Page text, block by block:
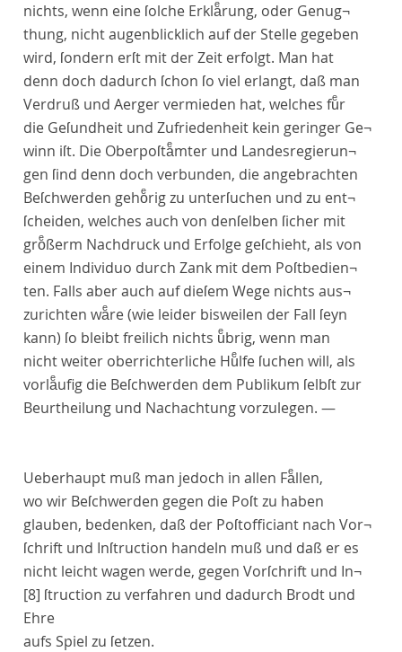
nichts, wenn eine ſolche Erklaͤrung, oder Genug¬
thung, nicht augenblicklich auf der Stelle gegeben
wird, ſondern erſt mit der Zeit erfolgt. Man hat
denn doch dadurch ſchon ſo viel erlangt, daß man
Verdruß und Aerger vermieden hat, welches fuͤr
die Geſundheit und Zufriedenheit kein geringer Ge¬
winn iſt. Die Oberpoſtaͤmter und Landesregierun¬
gen ſind denn doch verbunden, die angebrachten
Beſchwerden gehoͤrig zu unterſuchen und zu ent¬
ſcheiden, welches auch von denſelben ſicher mit
groͤßerm Nachdruck und Erfolge geſchieht, als von
einem Individuo durch Zank mit dem Poſtbedien¬
ten. Falls aber auch auf dieſem Wege nichts aus¬
zurichten waͤre (wie leider bisweilen der Fall ſeyn
kann) ſo bleibt freilich nichts uͤbrig, wenn man
nicht weiter oberrichterliche Huͤlfe ſuchen will, als
vorlaͤufig die Beſchwerden dem Publikum ſelbſt zur
Beurtheilung und Nachachtung vorzulegen. —
Ueberhaupt muß man jedoch in allen Faͤllen,
wo wir Beſchwerden gegen die Poſt zu haben
glauben, bedenken, daß der Poſtofficiant nach Vor¬
ſchrift und Inſtruction handeln muß und daß er es
nicht leicht wagen werde, gegen Vorſchrift und In¬
[8] ſtruction zu verfahren und dadurch Brodt und
Ehre
aufs Spiel zu ſetzen.